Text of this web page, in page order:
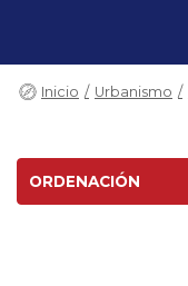
Inicio Urbanismo
ORDENACIÓN